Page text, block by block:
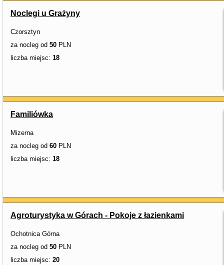
Noclegi u Grażyny
Czorsztyn
za nocleg od 50 PLN
liczba miejsc: 18
Familiówka
Mizerna
za nocleg od 60 PLN
liczba miejsc: 18
Agroturystyka w Górach - Pokoje z łazienkami
Ochotnica Górna
za nocleg od 50 PLN
liczba miejsc: 20